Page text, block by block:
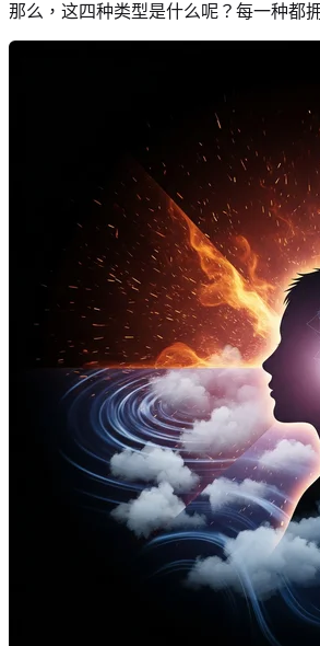
那么，这四种类型是什么呢？每一种都